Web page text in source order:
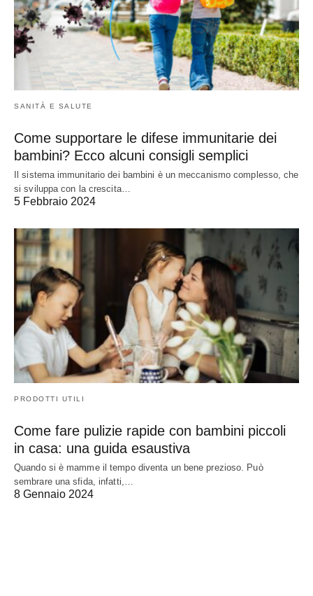
SANITÀ E SALUTE
Come supportare le difese immunitarie dei
bambini? Ecco alcuni consigli semplici
Il sistema immunitario dei bambini è un meccanismo complesso, che
si sviluppa con la crescita…
5 Febbraio 2024
PRODOTTI UTILI
Come fare pulizie rapide con bambini piccoli
in casa: una guida esaustiva
Quando si è mamme il tempo diventa un bene prezioso. Può
sembrare una sfida, infatti,…
8 Gennaio 2024